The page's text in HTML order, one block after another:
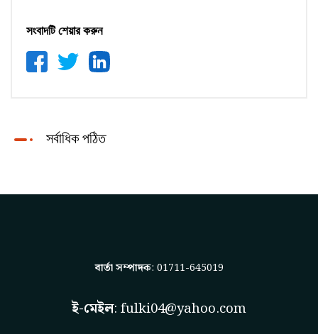
সংবাদটি শেয়ার করুন
সর্বাধিক পঠিত
বার্তা সম্পাদক: 01711-645019
ই-মেইল: fulki04@yahoo.com